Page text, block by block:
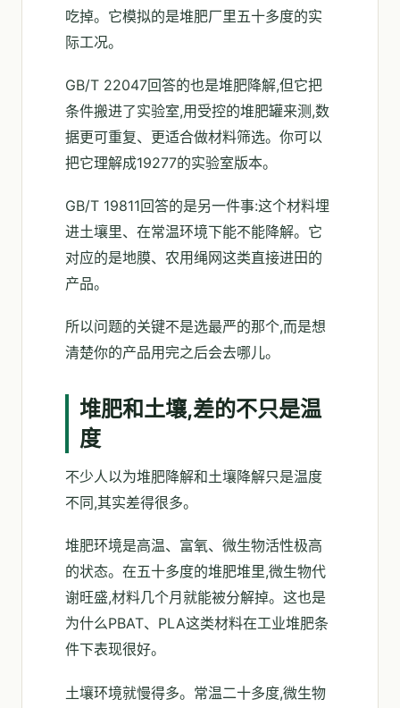
吃掉。它模拟的是堆肥厂里五十多度的实
际工况。
GB/T 22047回答的也是堆肥降解,但它把
条件搬进了实验室,用受控的堆肥罐来测,数
据更可重复、更适合做材料筛选。你可以
把它理解成19277的实验室版本。
GB/T 19811回答的是另一件事:这个材料埋
进土壤里、在常温环境下能不能降解。它
对应的是地膜、农用绳网这类直接进田的
产品。
所以问题的关键不是选最严的那个,而是想
清楚你的产品用完之后会去哪儿。
堆肥和土壤,差的不只是温
度
不少人以为堆肥降解和土壤降解只是温度
不同,其实差得很多。
堆肥环境是高温、富氧、微生物活性极高
的状态。在五十多度的堆肥堆里,微生物代
谢旺盛,材料几个月就能被分解掉。这也是
为什么PBAT、PLA这类材料在工业堆肥条
件下表现很好。
土壤环境就慢得多。常温二十多度,微生物